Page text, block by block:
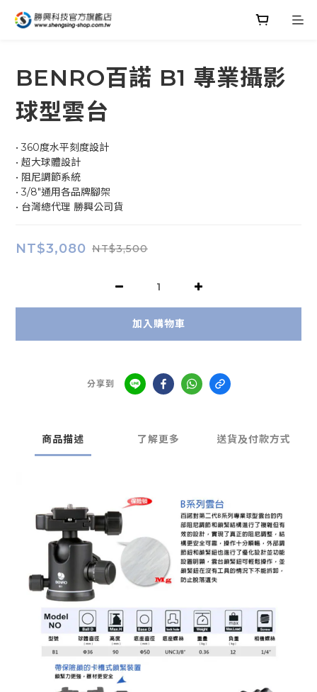
BENRO百諾 B1 專業攝影
球型雲台
• 360度水平刻度設計
• 超大球體設計
• 阻尼調節系統
• 3/8"通用各品牌腳架
• 台灣總代理 勝興公司貨
NT$3,080 NT$3,500
加入購物車
分享到
商品描述 了解更多 送貨及付款方式